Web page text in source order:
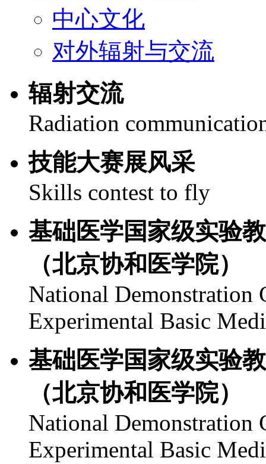
中心文化
对外辐射与交流
辐射交流
Radiation
技能大赛展风采
Skills contest to fly
基础医学国家级实验
（北京协和医学院）
National Demonstration
Experimental Basic
基础医学国家级实验
（北京协和医学院）
National Demonstration
Experimental Basic